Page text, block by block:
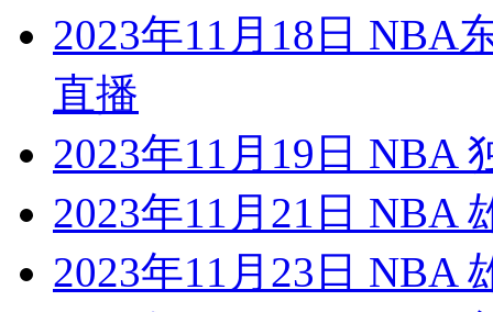
2023年11月18日 NBA
直播
2023年11月19日 NBA
2023年11月21日 NBA
2023年11月23日 NBA